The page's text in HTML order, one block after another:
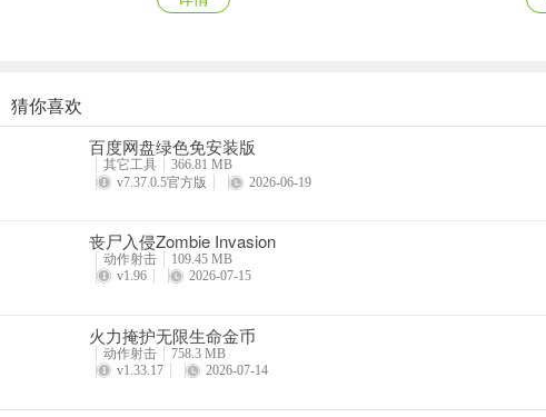
模拟翼装飞行
详情
猜你喜欢
百度网盘绿色免安装版
其它工具
366.81 MB
v7.37.0.5官方版
2026-06-19
丧尸入侵Zombie Invasion
动作射击
109.45 MB
v1.96
2026-07-15
火力掩护无限生命金币
动作射击
758.3 MB
v1.33.17
2026-07-14